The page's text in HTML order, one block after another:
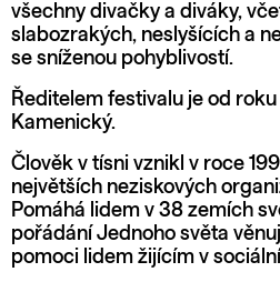
všechny divačky a diváky,
slabozrakých, neslyšících a
se sníženou pohyblivostí.
Ředitelem festivalu je od
Kamenický.
Člověk v tísni vznikl v roce
největších neziskových
Pomáhá lidem v 38 zemích
pořádání Jednoho světa
pomoci lidem žijícím v